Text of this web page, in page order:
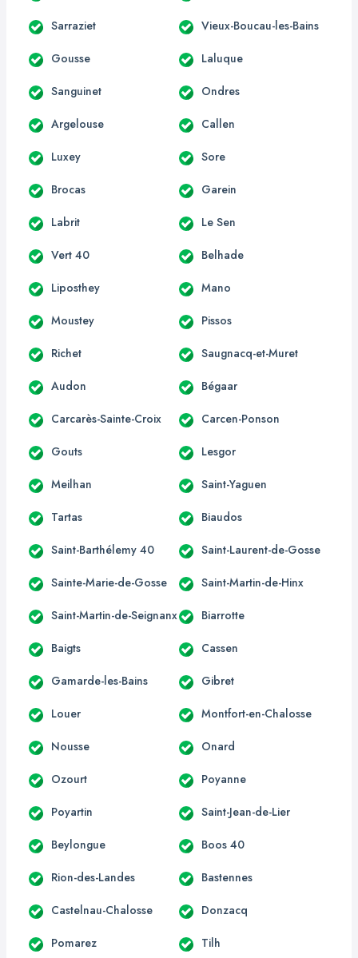
Sarraziet Vieux-Boucau-les-Bains
Gousse Laluque
Sanguinet Ondres
Argelouse Callen
Luxey Sore
Brocas Garein
Labrit Le Sen
Vert 40 Belhade
Liposthey Mano
Moustey Pissos
Richet Saugnacq-et-Muret
Audon Bégaar
Carcarès-Sainte-Croix Carcen-Ponson
Gouts Lesgor
Meilhan Saint-Yaguen
Tartas Biaudos
Saint-Barthélemy 40 Saint-Laurent-de-Gosse
Sainte-Marie-de-Gosse Saint-Martin-de-Hinx
Saint-Martin-de-Seignanx Biarrotte
Baigts Cassen
Gamarde-les-Bains Gibret
Louer Montfort-en-Chalosse
Nousse Onard
Ozourt Poyanne
Poyartin Saint-Jean-de-Lier
Beylongue Boos 40
Rion-des-Landes Bastennes
Castelnau-Chalosse Donzacq
Pomarez Tilh